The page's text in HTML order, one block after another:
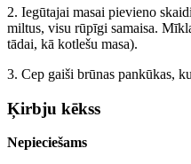
2. Iegūtajai masai pievieno
miltus, visu rūpīgi samaisa.
tādai, kā kotlešu masa).
3. Cep gaiši brūnas pankūkas,
Ķirbju kēkss
Nepieciešams